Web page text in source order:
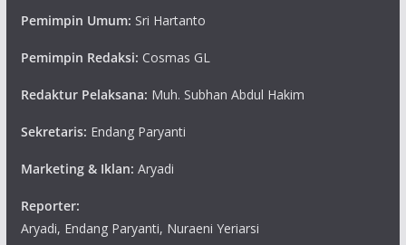
Pemimpin Umum: Sri Hartanto
Pemimpin Redaksi: Cosmas GL
Redaktur Pelaksana: Muh. Subhan Abdul Hakim
Sekretaris: Endang Paryanti
Marketing & Iklan: Aryadi
Reporter:
Aryadi, Endang Paryanti, Nuraeni Yeriarsi